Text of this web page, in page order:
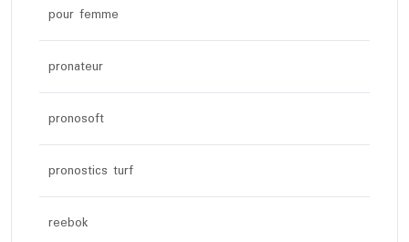
pour femme
pronateur
pronosoft
pronostics turf
reebok